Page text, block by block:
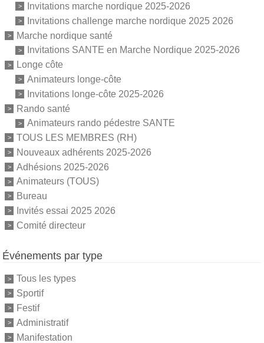
Invitations marche nordique 2025-2026
Invitations challenge marche nordique 2025 2026
Marche nordique santé
Invitations SANTE en Marche Nordique 2025-2026
Longe côte
Animateurs longe-côte
Invitations longe-côte 2025-2026
Rando santé
Animateurs rando pédestre SANTE
TOUS LES MEMBRES (RH)
Nouveaux adhérents 2025-2026
Adhésions 2025-2026
Animateurs (TOUS)
Bureau
Invités essai 2025 2026
Comité directeur
Événements par type
Tous les types
Sportif
Festif
Administratif
Manifestation